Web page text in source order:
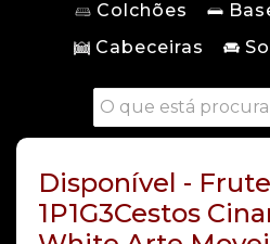
Colchões
Cabeceiras
Disponível -
1P1G3Cestos